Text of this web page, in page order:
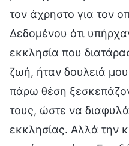
τον άχρηστο για τον
Δεδομένου ότι
εκκλησία που
ζωή, ήταν δουλειά
πάρω θέση
τους, ώστε να
εκκλησίας. Αλλά την